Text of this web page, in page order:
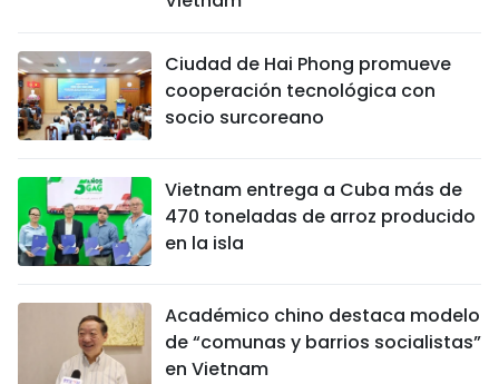
Ciudad de Hai Phong promueve
cooperación tecnológica con
socio surcoreano
Vietnam entrega a Cuba más de
470 toneladas de arroz producido
en la isla
Académico chino destaca modelo
de “comunas y barrios socialistas”
en Vietnam